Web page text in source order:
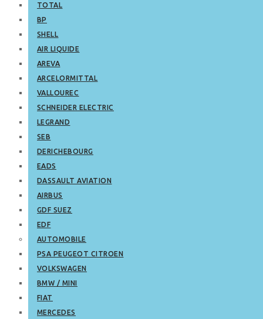
TOTAL
BP
SHELL
AIR LIQUIDE
AREVA
ARCELORMITTAL
VALLOUREC
SCHNEIDER ELECTRIC
LEGRAND
SEB
DERICHEBOURG
EADS
DASSAULT AVIATION
AIRBUS
GDF SUEZ
EDF
AUTOMOBILE
PSA PEUGEOT CITROEN
VOLKSWAGEN
BMW / MINI
FIAT
MERCEDES